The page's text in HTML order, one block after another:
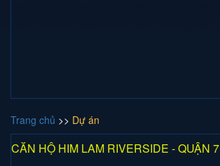
Trang chủ >> Dự án
CĂN HỘ HIM LAM RIVERSIDE - QUẬN 7